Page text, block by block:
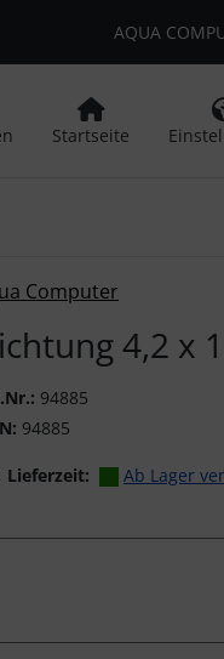
AQUA
Startseite
Computer
4,2 x
94885
94885
Lieferzeit: Ab Lager
Button" nutzen,